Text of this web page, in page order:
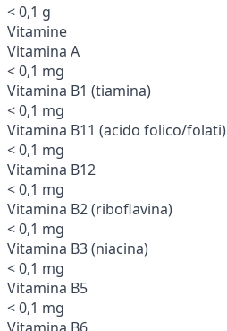
< 0,1 g
Vitamine
Vitamina A
< 0,1 mg
Vitamina B1 (tiamina)
< 0,1 mg
Vitamina B11 (acido folico/folati)
< 0,1 mg
Vitamina B12
< 0,1 mg
Vitamina B2 (riboflavina)
< 0,1 mg
Vitamina B3 (niacina)
< 0,1 mg
Vitamina B5
< 0,1 mg